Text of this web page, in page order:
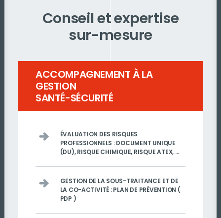
Conseil et expertise
sur-mesure
ACCOMPAGNEMENT À LA
GESTION
SANTÉ-SÉCURITÉ
ÉVALUATION DES RISQUES
PROFESSIONNELS : DOCUMENT UNIQUE
(DU), RISQUE CHIMIQUE, RISQUE ATEX, ...
GESTION DE LA SOUS-TRAITANCE ET DE
LA CO-ACTIVITÉ : PLAN DE PRÉVENTION (
PDP )